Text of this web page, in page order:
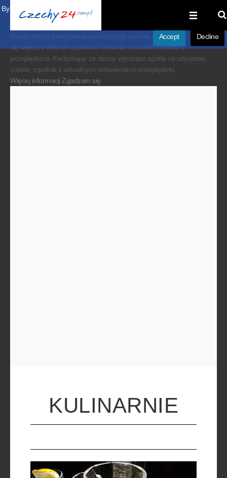
Nasza strona internetowa wykorzystuje cookies (ciasteczka). Dowiedz
się więcej o celu ich używania i zmianie ustawień cookies w
przeglądarce. Korzystając ze strony wyrażasz zgodę na używanie
cookie, zgodnie z aktualnymi ustawieniami przeglądarki.
Więcej informacji Zgadzam się
KULINARNIE
By visiting our website you agree that we are using cookies to ensure you to
get the best experience.
Accept Decline